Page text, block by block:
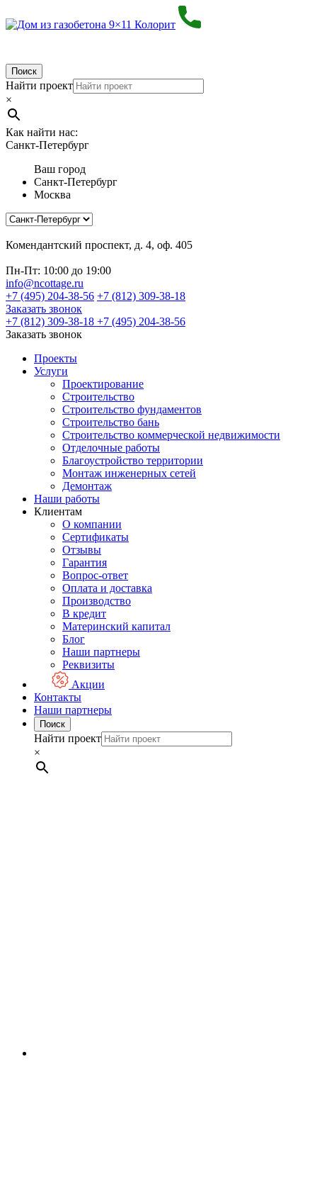
Поиск
Найти проект
×
Как найти нас:
Санкт-Петербург
Ваш город
Санкт-Петербург
Москва
Комендантский проспект, д. 4, оф. 405
Пн-Пт: 10:00 до 19:00
info@ncottage.ru
+7 (495) 204-38-56 +7 (812) 309-38-18
Заказать звонок
+7 (812) 309-38-18 +7 (495) 204-38-56
Заказать звонок
Проекты
Услуги
Проектирование
Строительство
Строительство фундаментов
Строительство бань
Строительство коммерческой недвижимости
Отделочные работы
Благоустройство территории
Монтаж инженерных сетей
Демонтаж
Наши работы
Клиентам
О компании
Сертификаты
Отзывы
Гарантия
Вопрос-ответ
Оплата и доставка
Производство
В кредит
Материнский капитал
Блог
Наши партнеры
Реквизиты
Акции
Контакты
Наши партнеры
Поиск
Найти проект
×